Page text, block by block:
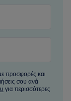
προσφορές και
σου ανά
για περισσότερες